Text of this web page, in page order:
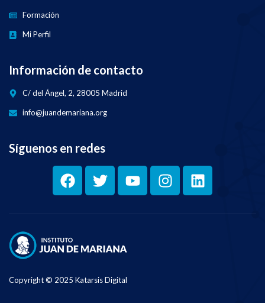
Formación
Mi Perfil
Información de contacto
C/ del Ángel, 2, 28005 Madrid
info@juandemariana.org
Síguenos en redes
Copyright © 2025 Katarsis Digital